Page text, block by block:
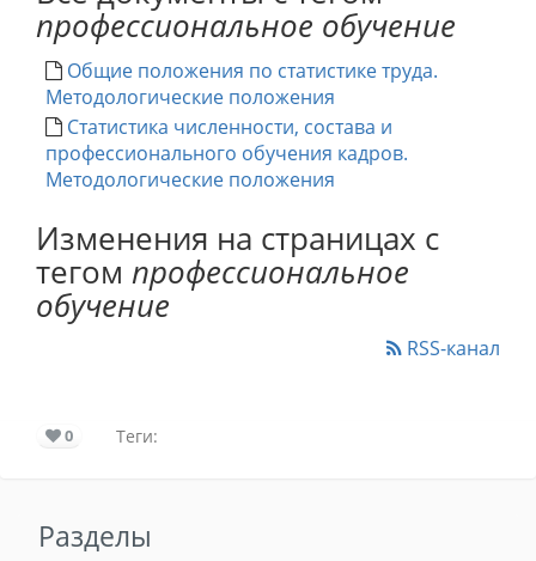
профессиональное обучение
Общие положения по статистике труда.
Методологические положения
Статистика численности, состава и
профессионального обучения кадров.
Методологические положения
Изменения на страницах с
тегом профессиональное
обучение
RSS-канал
0 Теги:
Разделы